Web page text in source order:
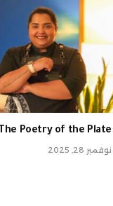
The Poetry of the Plate
نوفمبر 28, 2025